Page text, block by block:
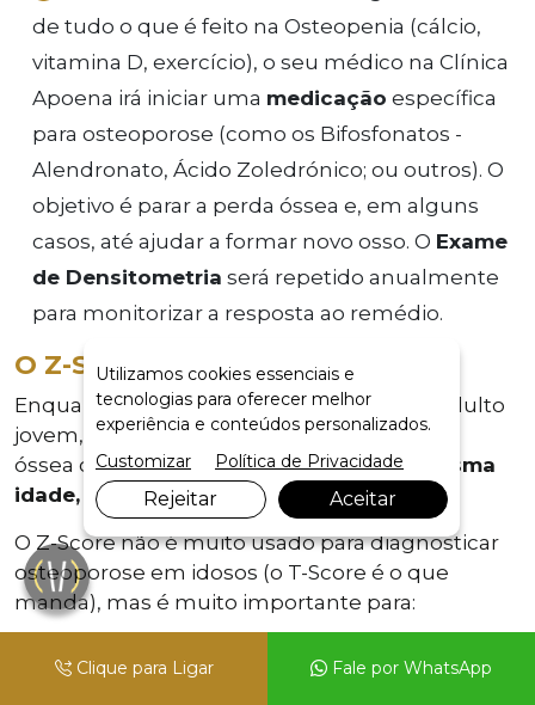
de tudo o que é feito na Osteopenia (cálcio,
vitamina D, exercício), o seu médico na Clínica
Apoena irá iniciar uma medicação específica
para osteoporose (como os Bifosfonatos -
Alendronato, Ácido Zoledrónico; ou outros). O
objetivo é parar a perda óssea e, em alguns
casos, até ajudar a formar novo osso. O Exame
de Densitometria será repetido anualmente
para monitorizar a resposta ao remédio.
O Z-Score (O Segundo Número)
Enquanto o T-Score compara-o com um adulto
jovem, o Z-Score compara a sua densidade
óssea com a média de pessoas dasua mesma
idade, sexo e etnia
O Z-Score não é muito usado para diagnosticar
osteoporose em idosos (o T-Score é o que
manda), mas é muito importante para:
Pacientes Jovens (antes da menopausa):
Clique para Ligar Fale por WhatsApp
Utilizamos cookies essenciais e
tecnologias para oferecer melhor
experiência e conteúdos personalizados.
Customizar
Política de Privacidade
Rejeitar Aceitar